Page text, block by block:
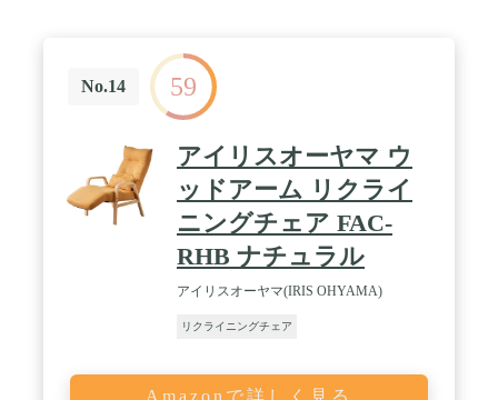
No.14 59
アイリスオーヤマ ウ
ッドアーム リクライ
ニングチェア FAC-
RHB ナチュラル
アイリスオーヤマ(IRIS OHYAMA)
リクライニングチェア
Amazonで詳しく見る